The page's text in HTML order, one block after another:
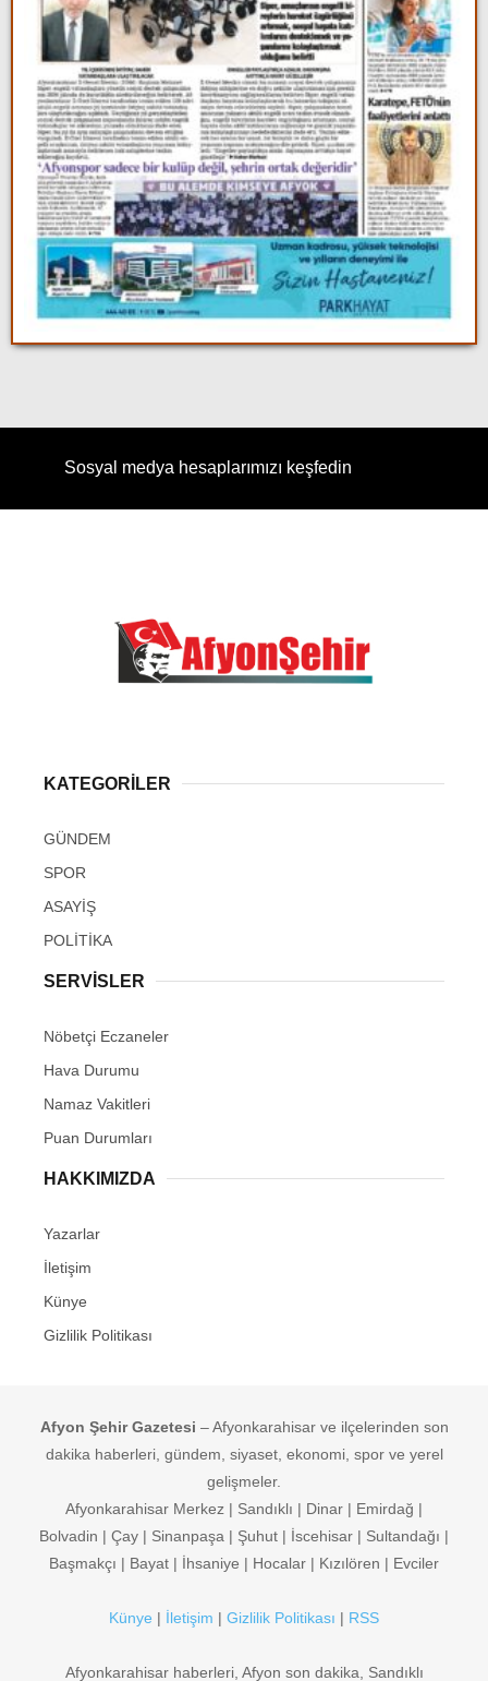
Sosyal medya hesaplarımızı keşfedin
KATEGORİLER
GÜNDEM
SPOR
ASAYİŞ
POLİTİKA
SERVİSLER
Nöbetçi Eczaneler
Hava Durumu
Namaz Vakitleri
Puan Durumları
HAKKIMIZDA
Yazarlar
İletişim
Künye
Gizlilik Politikası
Afyon Şehir Gazetesi – Afyonkarahisar ve ilçelerinden son
dakika haberleri, gündem, siyaset, ekonomi, spor ve yerel
gelişmeler.
Afyonkarahisar Merkez | Sandıklı | Dinar | Emirdağ |
Bolvadin | Çay | Sinanpaşa | Şuhut | İscehisar | Sultandağı |
Başmakçı | Bayat | İhsaniye | Hocalar | Kızılören | Evciler
Künye | İletişim | Gizlilik Politikası | RSS
Afyonkarahisar haberleri, Afyon son dakika, Sandıklı